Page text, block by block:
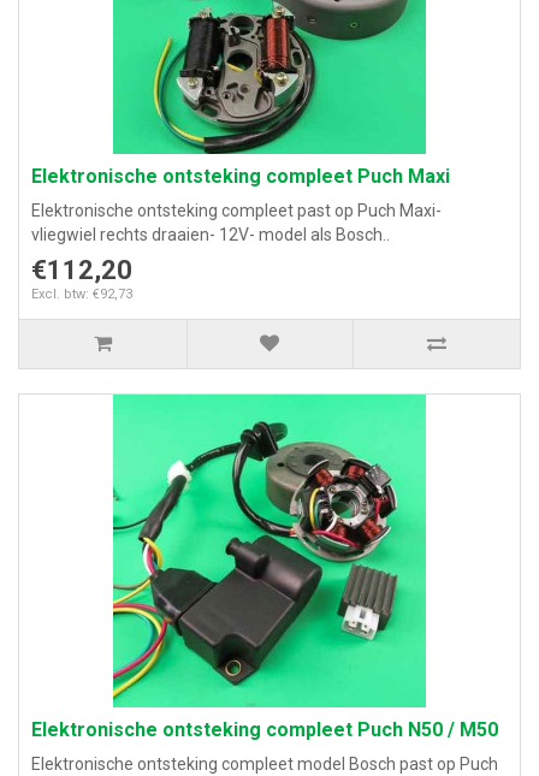
Elektronische ontsteking compleet Puch Maxi
Elektronische ontsteking compleet past op Puch Maxi-
vliegwiel rechts draaien- 12V- model als Bosch..
€112,20
Excl. btw: €92,73
Elektronische ontsteking compleet Puch N50 / M50
Elektronische ontsteking compleet model Bosch past op Puch